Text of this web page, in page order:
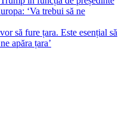
‘Va trebui să ne
să fure țara. Este esențial să
apăra țara’